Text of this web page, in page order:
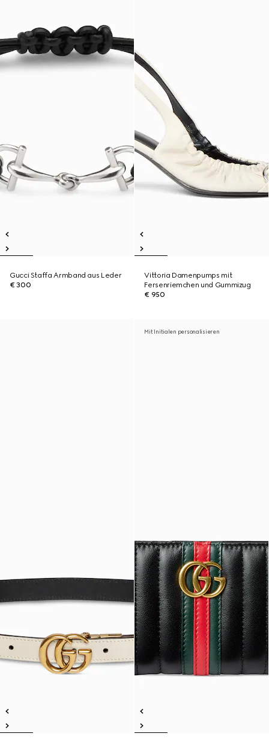
Gucci Staffa Armband aus Leder
€ 300
Vittoria Damenpumps mit
Fersenriemchen und Gummizug
€ 950
Mit Initialen personalisieren